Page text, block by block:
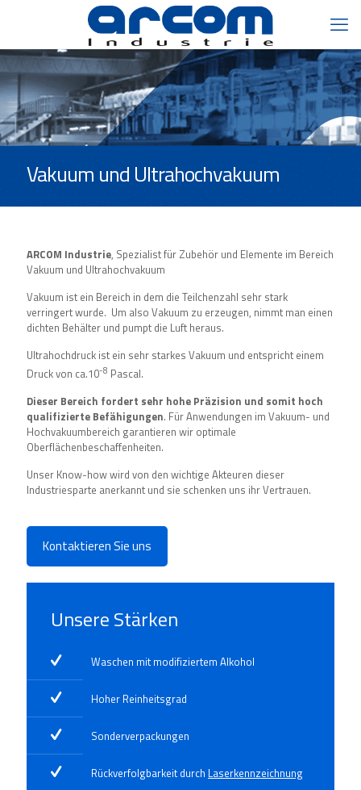
Vakuum und Ultrahochvakuum
ARCOM Industrie, Spezialist für Zubehör und Elemente im Bereich
Vakuum und Ultrahochvakuum
Vakuum ist ein Bereich in dem die Teilchenzahl sehr stark
verringert wurde. Um also Vakuum zu erzeugen, nimmt man einen
dichten Behälter und pumpt die Luft heraus.
Ultrahochdruck ist ein sehr starkes Vakuum und entspricht einem
Druck von ca.10-8 Pascal.
Dieser Bereich fordert sehr hohe Präzision und somit hoch
qualifizierte Befähigungen. Für Anwendungen im Vakuum- und
Hochvakuumbereich garantieren wir optimale
Oberflächenbeschaffenheiten.
Unser Know-how wird von den wichtige Akteuren dieser
Industriesparte anerkannt und sie schenken uns ihr Vertrauen.
Kontaktieren Sie uns
Unsere Stärken
Waschen mit modifiziertem Alkohol
Hoher Reinheitsgrad
Sonderverpackungen
Rückverfolgbarkeit durch Laserkennzeichnung